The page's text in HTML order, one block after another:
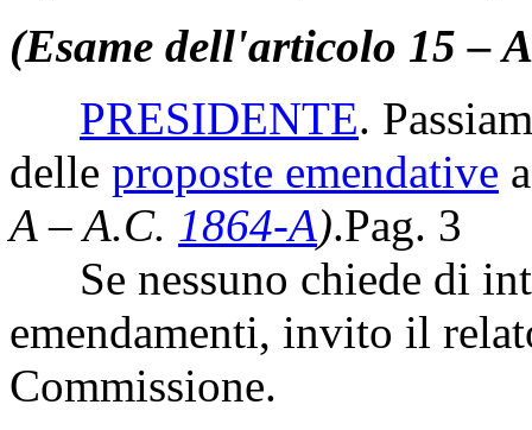
(Esame dell'articolo 15 –
PRESIDENTE.
delle proposte emendative
A – A.C. 1864-A).Pag. 3
Se nessuno chiede di
emendamenti, invito il
Commissione.